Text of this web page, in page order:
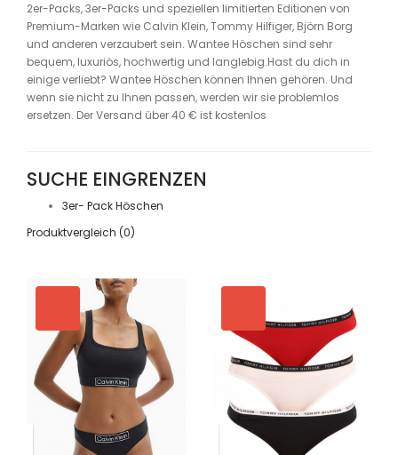
2er-Packs, 3er-Packs und speziellen limitierten Editionen von
Premium-Marken wie Calvin Klein, Tommy Hilfiger, Björn Borg
und anderen verzaubert sein. Wantee Höschen sind sehr
bequem, luxuriös, hochwertig und langlebig.Hast du dich in
einige verliebt? Wantee Höschen können Ihnen gehören. Und
wenn sie nicht zu Ihnen passen, werden wir sie problemlos
ersetzen. Der Versand über 40 € ist kostenlos
SUCHE EINGRENZEN
3er- Pack Höschen
Produktvergleich (0)